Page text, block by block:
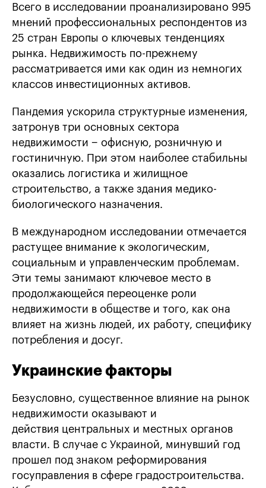
Всего в исследовании проанализировано 995
мнений профессиональных респондентов из
25 стран Европы о ключевых тенденциях
рынка. Недвижимость по-прежнему
рассматривается ими как один из немногих
классов инвестиционных активов.
Пандемия ускорила структурные изменения,
затронув три основных сектора
недвижимости − офисную, розничную и
гостиничную. При этом наиболее стабильны
оказались логистика и жилищное
строительство, а также здания медико-
биологического назначения.
В международном исследовании отмечается
растущее внимание к экологическим,
социальным и управленческим проблемам.
Эти темы занимают ключевое место в
продолжающейся переоценке роли
недвижимости в обществе и того, как она
влияет на жизнь людей, их работу, специфику
потребления и досуг.
Украинские факторы
Безусловно, существенное влияние на рынок
недвижимости оказывают и
действия центральных и местных органов
власти. В случае с Украиной, минувший год
прошел под знаком реформирования
госуправления в сфере градостроительства.